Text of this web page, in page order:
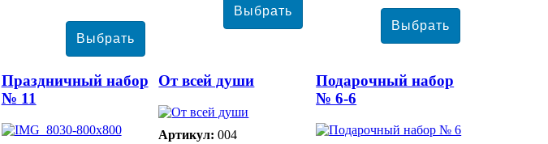
Праздничный набор
№ 11
От всей души
Артикул: 004
Подарочный набор
№ 6-6